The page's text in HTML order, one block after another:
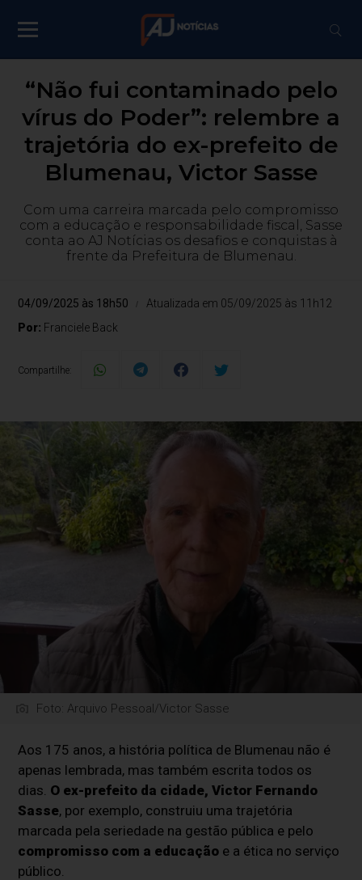
“Não fui contaminado pelo
vírus do Poder”: relembre a
trajetória do ex-prefeito de
Blumenau, Victor Sasse
Com uma carreira marcada pelo compromisso
com a educação e responsabilidade fiscal, Sasse
conta ao AJ Notícias os desafios e conquistas à
frente da Prefeitura de Blumenau.
04/09/2025 às 18h50
Atualizada em 05/09/2025 às 11h12
Por: Franciele Back
Compartilhe:
Foto: Arquivo Pessoal/Victor Sasse
Aos 175 anos, a história política de Blumenau não é
apenas lembrada, mas também escrita todos os
dias. O ex-prefeito da cidade, Victor Fernando
Sasse, por exemplo, construiu uma trajetória
marcada pela seriedade na gestão pública e pelo
compromisso com a educação e a ética no serviço
público.